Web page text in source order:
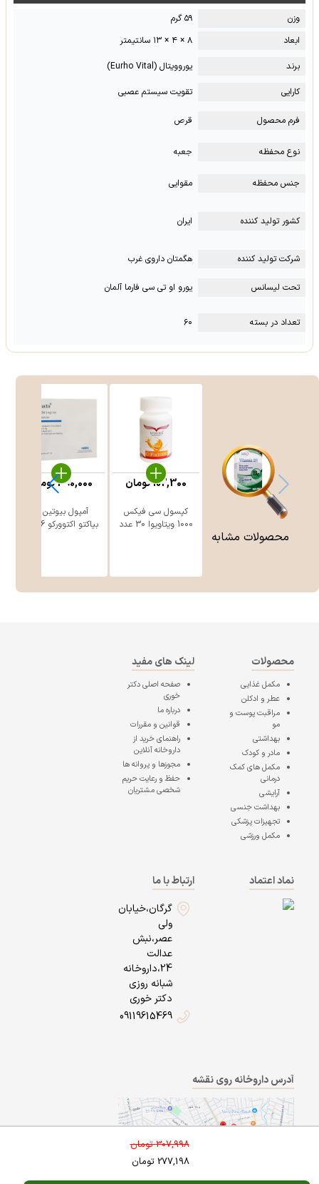
وزن
۵۹ گرم
ابعاد
۸ × ۴ × ۱۳ سانتیمتر
برند
یوروویتال (Eurho Vital)
کارایی
تقویت سیستم عصبی
فرم محصول قرص
نوع محفظه جعبه
جنس محفظه مقوایی
کشور تولید کننده ایران
شرکت تولید کننده هگمتان داروی غرب
تحت لیسانس یورو او تی سی فارما آلمان
تعداد در بسته ۶۰
محصولات مشابه
کپسول سی فیکس
1000 ویتاویوا 30 عدد
102,300تومان
بیاکتو اکتوورکو 6 عدد
390,000تومان
307,998 تومان
277,198 تومان
محصولات
مکمل غذایی
عطر و ادکلن
مراقبت پوست و
مو
بهداشتی
مادر و کودک
مکمل های کمک
درمانی
آرایشی
بهداشت جنسی
تجهیزات پزشکی
مکمل ورزشی
لینک های مفید
صفحه اصلیدکتر
خوری
درباره ما
قوانین و مقررات
راهنمای خرید از
داروخانه آنلاین
مجوزها و پروانه ها
حفظ و رعایت حریم
شخصی مشتریان
نماد اعتماد
ارتباط با ما
گرگان،خیابان
ولی
عصر،نبش
عدالت
24،داروخانه
شبانه روزی
دکتر خوری
09119615469
آدرس داروخانه روی نقشه